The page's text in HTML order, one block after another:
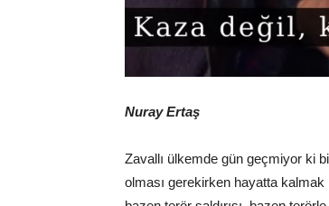
Nuray Ertaş
Zavallı ülkemde gün geçmiyor ki
olması gerekirken hayatta